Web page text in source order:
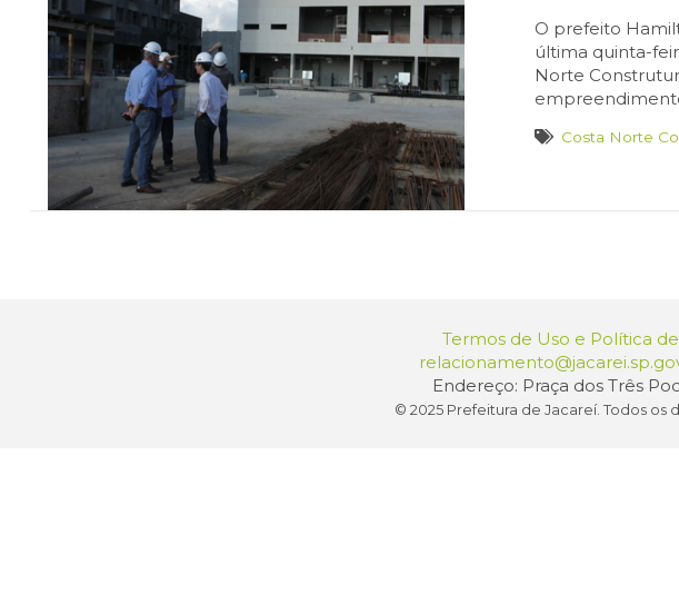
O prefeito
última quinta-
Norte
Costa Norte
Termos de Uso e Política
Endereço: Praça dos Três
© 2025 Prefeitura de Jacareí. Todos os